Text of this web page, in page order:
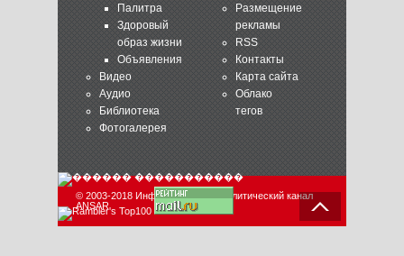
Палитра
Здоровый
образ жизни
Объявления
Видео
Аудио
Библиотека
Фотогалерея
Размещение
рекламы
RSS
Контакты
Карта сайта
Облако
тегов
© 2003-2018 Информационно-аналитический канал
ANSAR